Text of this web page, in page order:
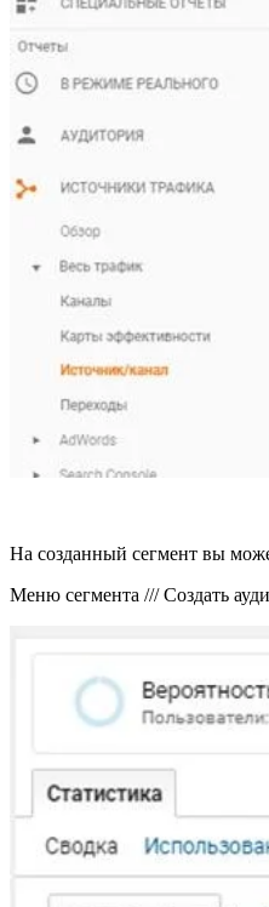
На созданный сегмент вы
Меню сегмента /// Создать